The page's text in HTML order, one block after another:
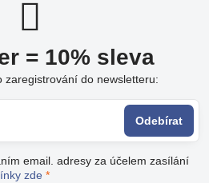
= 10% sleva
zaregistrování do newsletteru:
Odebírat
email. adresy za účelem zasílání
zde *